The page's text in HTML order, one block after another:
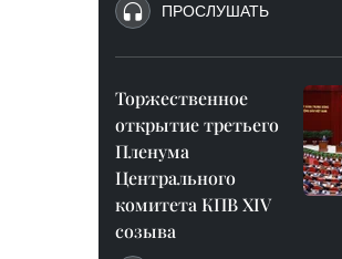
ПРОСЛУШАТЬ
Торжественное
открытие третьего
Пленума
Центрального
комитета КПВ XIV
созыва